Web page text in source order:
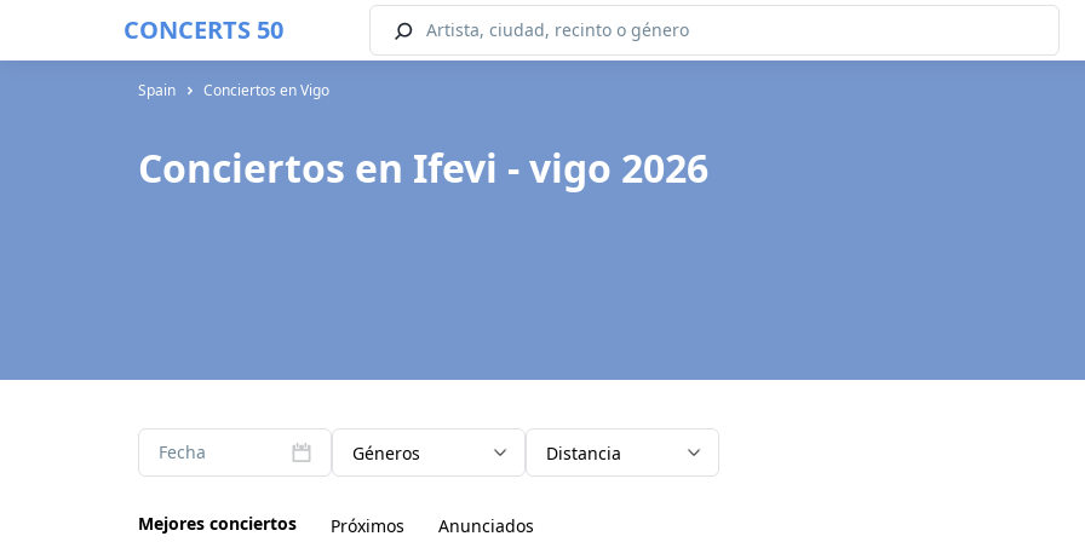
CONCERTS 50
Spain Conciertos en Vigo
Conciertos en Ifevi - vigo 2026
Fecha Géneros Distancia
Mejores conciertos Próximos Anunciados